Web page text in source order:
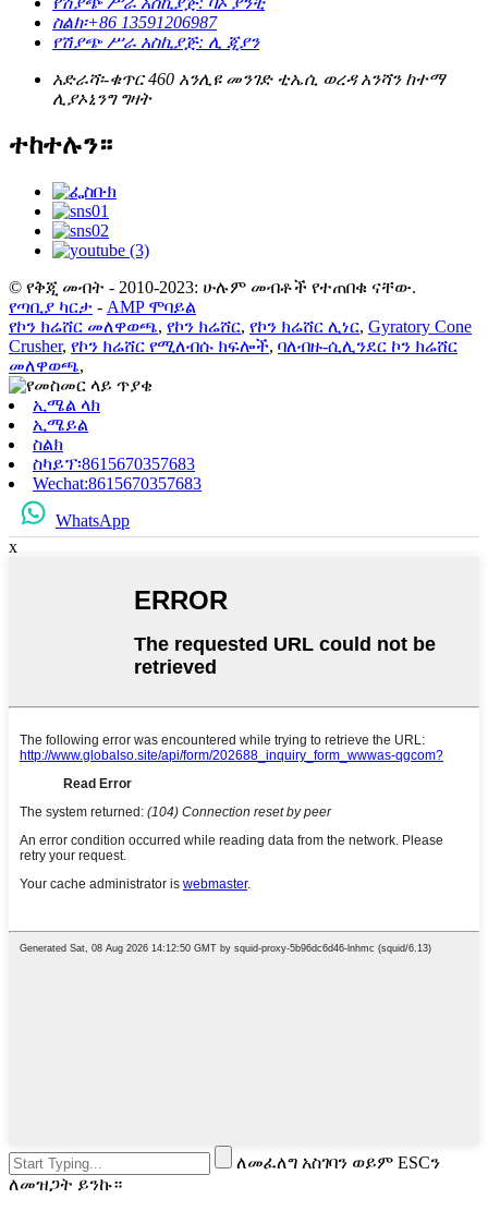
ስልክ፡+86 13591206987
የሽያጭ ሥራ አስኪያጅ: ሊ ጂያን
አድራሻ፡-ቁጥር 460 አንሊዩ መንገድ ቲኤሲ ወረዳ አንሻን ከተማ
ሊያኦኒንግ ግዛት
ተከተሉን።
© የቅጂ መብት - 2010-2023: ሁሉም መብቶች የተጠበቁ ናቸው.
የጣቢያ ካርታ - AMP ሞባይል
የኮን ክሬሸር መለዋወጫ, የኮን ክሬሸር, የኮን ክሬሸር ሊነር, Gyratory Cone
Crusher, የኮን ክሬሸር የሚለብሱ ክፍሎች, ባለብዙ-ሲሊንደር ኮን ክሬሸር
መለዋወጫ,
ኢሜል ላክ
ኢሜይል
ስልክ
ስካይፕ፡8615670357683
Wechat:8615670357683
WhatsApp
x
ለመፈለግ አስገባን ወይም ESCን
ለመዝጋት ይንኩ።